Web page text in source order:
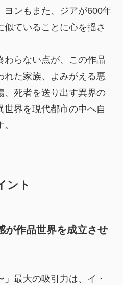
ヨンもまた、ジアが600年
ていることに心を揺さ
わらない点が、この作品
れた家族、よみがえる悪
、死者を送り出す異界の
界を現代都市の中へ自
ント
が作品世界を成立させ
」最大の吸引力は、イ・